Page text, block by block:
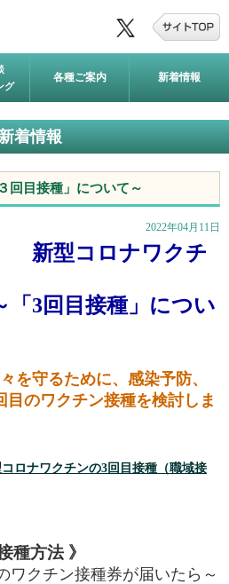
グ
各種ご案内 新着情報
着情報
回目接種」について～
2022年04月11日
新型コロナワクチ
「 3回目接種」につい
を守るために、感染予防、
目のワクチン接種を検討しま
ロナワクチンの3回目接種 （職域接
種方法 》
ワクチン接種券が届いたら～